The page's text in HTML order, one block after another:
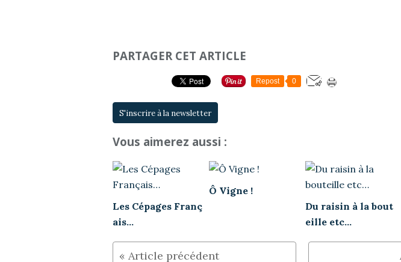
PARTAGER CET ARTICLE
Repost 0
S'inscrire à la newsletter
Vous aimerez aussi :
Les Cépages Franç
ais…
Ô Vigne !
Du raisin à la bout
eille etc…